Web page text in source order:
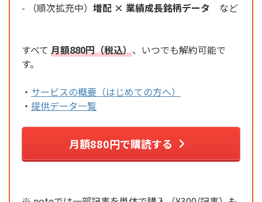
- （順次拡充中） 増配 × 業績成長銘柄データ など
すべて 月額880円（税込）、いつでも解約可能で
す。
・ サービスの概要（はじめての方へ）
・ 提供データ一覧
月額880円で購読する